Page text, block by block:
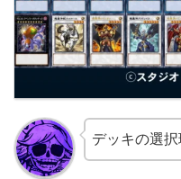
デッキの選択